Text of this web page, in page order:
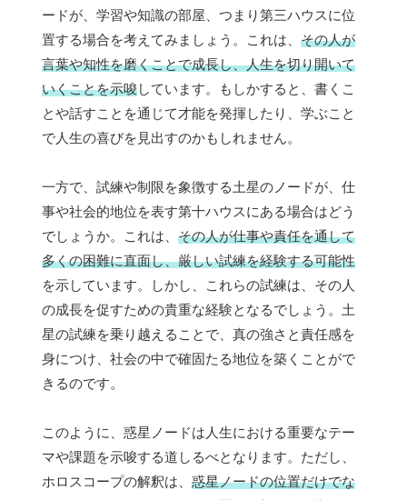
ードが、学習や知識の部屋、つまり第三ハウスに位
置する場合を考えてみましょう。これは、 その人が
言葉や知性を磨くことで成長し、人生を切り開いて
いくことを示唆しています。もしかすると、書くこ
とや話すことを通じて才能を発揮したり、学ぶこと
で人生の喜びを見出すのかもしれません。
一方で、試練や制限を象徴する土星のノードが、仕
事や社会的地位を表す第十ハウスにある場合はどう
でしょうか。これは、 その人が仕事や責任を通して
多くの困難に直面し、厳しい試練を経験する可能性
を示しています。しかし、これらの試練は、その人
の成長を促すための貴重な経験となるでしょう。土
星の試練を乗り越えることで、真の強さと責任感を
身につけ、社会の中で確固たる地位を築くことがで
きるのです。
このように、惑星ノードは人生における重要なテー
マや課題を示唆する道しるべとなります。ただし、
ホロスコープの解釈は、 惑星ノードの位置だけでな